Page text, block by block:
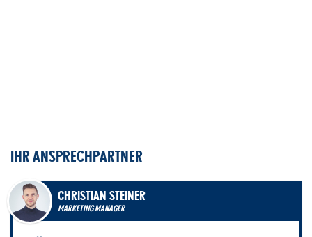
IHR ANSPRECHPARTNER
CHRISTIAN STEINER
MARKETING MANAGER